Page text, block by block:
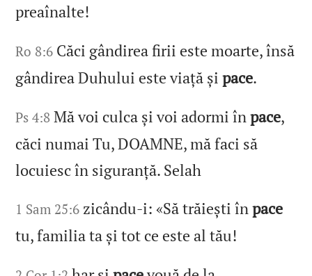
preaînalte!
Ro 8:6 Căci gândirea firii este moarte, însă
gândirea Duhului este viață șipace.
Ps 4:8 Mă voi culca și voi adormi înpace,
căci numai Tu, DOAMNE, mă faci să
locuiesc în siguranță. Selah
1 Sam 25:6 zicându‑i: «Să trăiești înpace
tu, familia ta și tot ce este al tău!